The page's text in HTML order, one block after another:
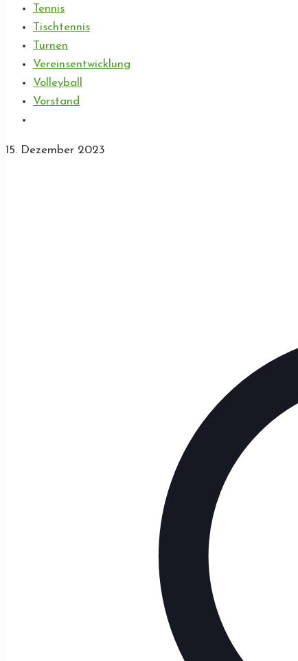
Tennis
Tischtennis
Turnen
Vereinsentwicklung
Volleyball
Vorstand
15. Dezember 2023